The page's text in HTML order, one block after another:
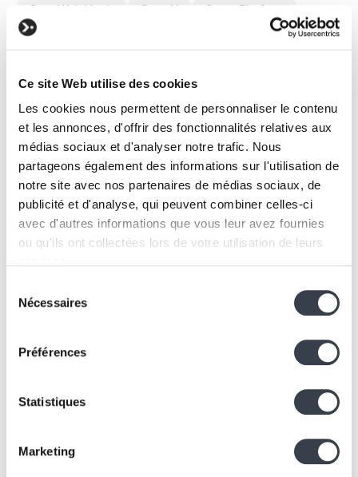
Ce site Web utilise des cookies
Les cookies nous permettent de personnaliser le contenu
et les annonces, d'offrir des fonctionnalités relatives aux
médias sociaux et d'analyser notre trafic. Nous
partageons également des informations sur l'utilisation de
notre site avec nos partenaires de médias sociaux, de
publicité et d'analyse, qui peuvent combiner celles-ci
avec d'autres informations que vous leur avez fournies
ou qu'ils ont collectées lors de votre utilisation de leurs
We work with
who may receive and
Nécessaires
Préférences
Statistiques
Marketing
Core Web Vitals CrewAI Cross-Platform
Cursor
You have a
Let's talk about it!
Services